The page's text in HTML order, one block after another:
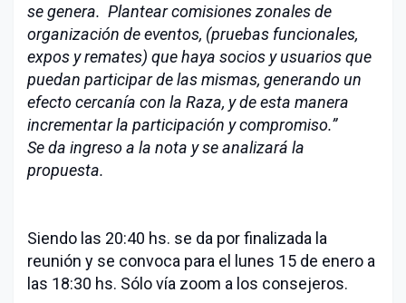
se genera. Plantear comisiones zonales de
organización de eventos, (pruebas funcionales,
expos y remates) que haya socios y usuarios que
puedan participar de las mismas, generando un
efecto cercanía con la Raza, y de esta manera
incrementar la participación y compromiso.”
Se da ingreso a la nota y se analizará la
propuesta.
Siendo las 20:40 hs. se da por finalizada la
reunión y se convoca para el lunes 15 de enero a
las 18:30 hs. Sólo vía zoom a los consejeros.